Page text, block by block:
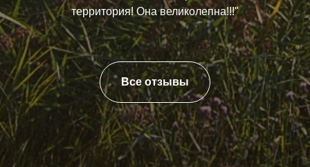
территория! Она великолепна!!!"
Все отзывы